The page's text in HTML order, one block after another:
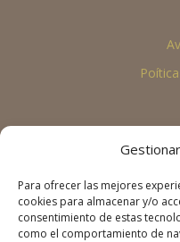
Para ofrecer las mejores
cookies para almacenar y/o
consentimiento de estas
como el comportamiento de